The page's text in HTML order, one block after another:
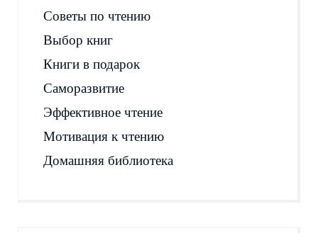
Советы по чтению
Выбор книг
Книги в подарок
Саморазвитие
Эффективное чтение
Мотивация к чтению
Домашняя библиотека